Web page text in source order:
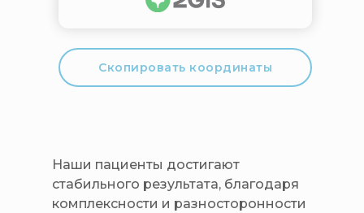
Скопировать координаты
Наши пациенты достигают
стабильного результата, благодаря
комплексности и разносторонности